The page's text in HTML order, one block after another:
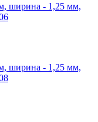
ширина - 1,25 мм,
ширина - 1,25 мм,